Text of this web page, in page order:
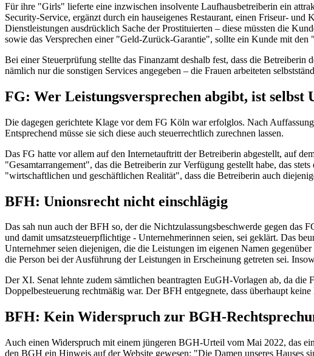
Für ihre "Girls" lieferte eine inzwischen insolvente Laufhausbetreiberin ein
Security-Service, ergänzt durch ein hauseigenes Restaurant, einen Friseur-
Dienstleistungen ausdrücklich Sache der Prostituierten – diese müssten die
sowie das Versprechen einer "Geld-Zurück-Garantie", sollte ein Kunde mit
Bei einer Steuerprüfung stellte das Finanzamt deshalb fest, dass die
nämlich nur die sonstigen Services angegeben – die Frauen arbeiteten
FG: Wer Leistungsversprechen abgibt, ist selbst
Die dagegen gerichtete Klage vor dem FG Köln war erfolglos. Nach
Entsprechend müsse sie sich diese auch steuerrechtlich zurechnen lassen.
Das FG hatte vor allem auf den Internetauftritt der Betreiberin abgestellt, auf
"Gesamtarrangement", das die Betreiberin zur Verfügung gestellt habe, das
"wirtschaftlichen und geschäftlichen Realität", dass die Betreiberin auch
BFH: Unionsrecht nicht einschlägig
Das sah nun auch der BFH so, der die Nichtzulassungsbeschwerde gegen das
und damit umsatzsteuerpflichtige - Unternehmerinnen seien, sei geklärt. Das
Unternehmer seien diejenigen, die die Leistungen im eigenen Namen
die Person bei der Ausführung der Leistungen in Erscheinung getreten sei.
Der XI. Senat lehnte zudem sämtlichen beantragten EuGH-Vorlagen ab, da
Doppelbesteuerung rechtmäßig war. Der BFH entgegnete, dass überhaupt
BFH: Kein Widerspruch zur BGH-
Auch einen Widerspruch mit einem jüngeren BGH-Urteil vom Mai 2022, das
den BGH ein Hinweis auf der Website gewesen: "Die Damen unseres Hauses